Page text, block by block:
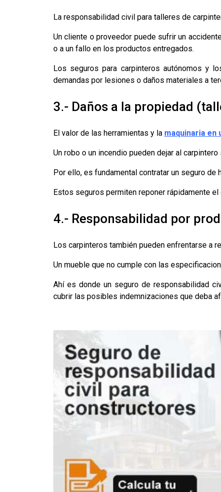
La responsabilidad civil para talleres de
Un cliente o proveedor puede sufrir un
o a un fallo en los productos entregados.
Los seguros para carpinteros autónomos y
demandas por lesiones o daños materiales a
3.- Daños a la propiedad
El valor de las herramientas y la maquinaria en
Un robo o un incendio pueden dejar al
Por ello, es fundamental contratar un seguro de
Estos seguros permiten reponer rápidamente
4.- Responsabilidad por
Los carpinteros también pueden enfrentarse a
Un mueble que no cumple con las
Ahí es donde un seguro de responsabilidad
cubrir las posibles indemnizaciones que deba